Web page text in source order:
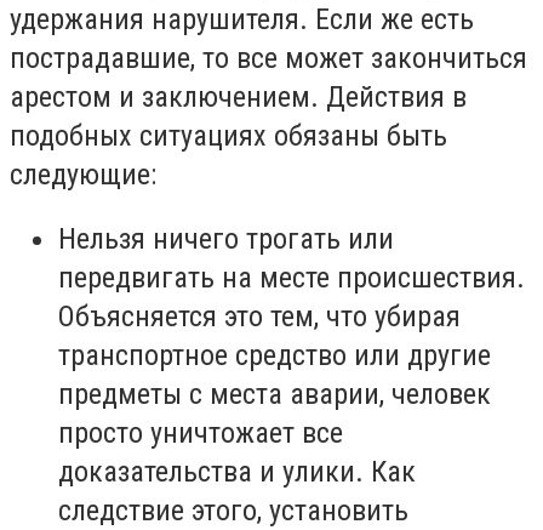
удержания нарушителя. Если же есть
пострадавшие, то все может закончиться
арестом и заключением. Действия в
подобных ситуациях обязаны быть
следующие:
Нельзя ничего трогать или
передвигать на месте происшествия.
Объясняется это тем, что убирая
транспортное средство или другие
предметы с места аварии, человек
просто уничтожает все
доказательства и улики. Как
следствие этого, установить